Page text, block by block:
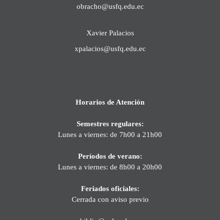
obracho@usfq.edu.ec
Xavier Palacios
xpalacios@usfq.edu.ec
Horarios de Atención
Semestres regulares:
Lunes a viernes: de 7h00 a 21h00
Períodos de verano:
Lunes a viernes: de 8h00 a 20h00
Feriados oficiales:
Cerrada con aviso previo